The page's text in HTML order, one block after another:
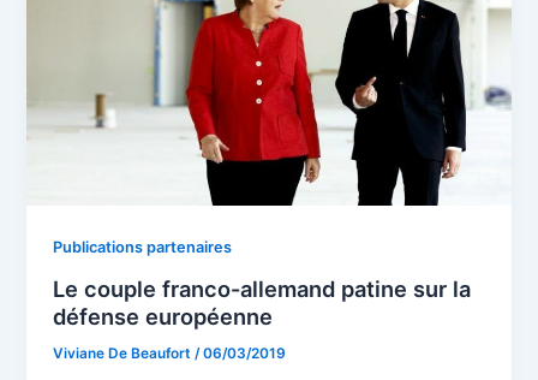
Publications partenaires
Le couple franco-allemand patine sur la
défense européenne
Viviane De Beaufort /06/03/2019